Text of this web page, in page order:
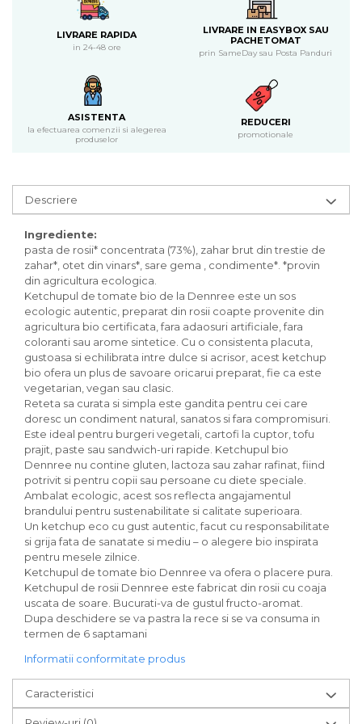
Piure bio din fructe
Dulciuri si batoane bio
Biscuiti si napolitane bio
Bomboane bio
Dulciuri bio
Guma de mestecat bio
Fructe, nuci, alune si seminte
Nuci si alune bio
Seminte bio din plante oleaginoase
Seminte bio pentru germinat
Ingrediente patiserie bio
Budinca bio
Indulcitori bio
Inghetata bio si decoratiuni
Ingrediente bio pentru copt
Masline bio si antipasti
Antipasti bio
Masline bio
Pesto bio
Musli si terci
Fulgi din cereale bio
Musli bio
Terci bio
Orez bio si leguminoase
Legume bio
Legume bio in conserva
Orez bio
Paste si fidea
Paste bio din emmer
Paste bio din grau
Paste bio din spelta
LIVRARE RAPIDA
in 24-48 ore
LIVRARE IN EASYBOX SAU
PACHETOMAT
prin SameDay sau Posta Panduri
ASISTENTA
la efectuarea comenzii si alegerea
produselor
REDUCERI
promotionale
Descriere
Ingrediente:
pasta de rosii* concentrata (73%), zahar brut din trestie de
zahar*, otet din vinars*, sare gema , condimente*. *provin
din agricultura ecologica.
Ketchupul de tomate bio de la Dennree este un sos
ecologic autentic, preparat din rosii coapte provenite din
agricultura bio certificata, fara adaosuri artificiale, fara
coloranti sau arome sintetice. Cu o consistenta placuta,
gustoasa si echilibrata intre dulce si acrisor, acest ketchup
bio ofera un plus de savoare oricarui preparat, fie ca este
vegetarian, vegan sau clasic.
Reteta sa curata si simpla este gandita pentru cei care
doresc un condiment natural, sanatos si fara compromisuri.
Este ideal pentru burgeri vegetali, cartofi la cuptor, tofu
prajit, paste sau sandwich-uri rapide. Ketchupul bio
Dennree nu contine gluten, lactoza sau zahar rafinat, fiind
potrivit si pentru copii sau persoane cu diete speciale.
Ambalat ecologic, acest sos reflecta angajamentul
brandului pentru sustenabilitate si calitate superioara.
Un ketchup eco cu gust autentic, facut cu responsabilitate
si grija fata de sanatate si mediu – o alegere bio inspirata
pentru mesele zilnice.
Ketchupul de tomate bio Dennree va ofera o placere pura.
Ketchupul de rosii Dennree este fabricat din rosii cu coaja
uscata de soare. Bucurati-va de gustul fructo-aromat.
Dupa deschidere se va pastra la rece si se va consuma in
termen de 6 saptamani
Informatii conformitate produs
Caracteristici